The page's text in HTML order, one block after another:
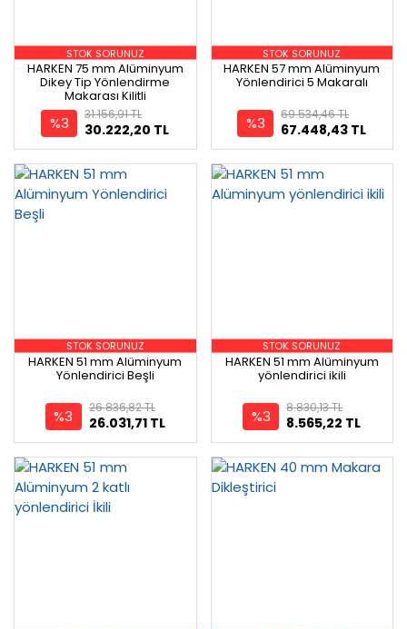
STOK SORUNUZ
HARKEN 75 mm Alüminyum
Dikey Tip Yönlendirme
Makarası Kilitli
%3 30.222,20 TL
31.156,91 TL
STOK SORUNUZ
HARKEN 57 mm Alüminyum
Yönlendirici 5 Makaralı
%3 67.448,43 TL
69.534,46 TL
STOK SORUNUZ
HARKEN 51 mm Alüminyum
Yönlendirici Beşli
%3 26.031,71 TL
26.836,82 TL
STOK SORUNUZ
HARKEN 51 mm Alüminyum
yönlendirici ikili
%3 8.565,22 TL
8.830,13 TL